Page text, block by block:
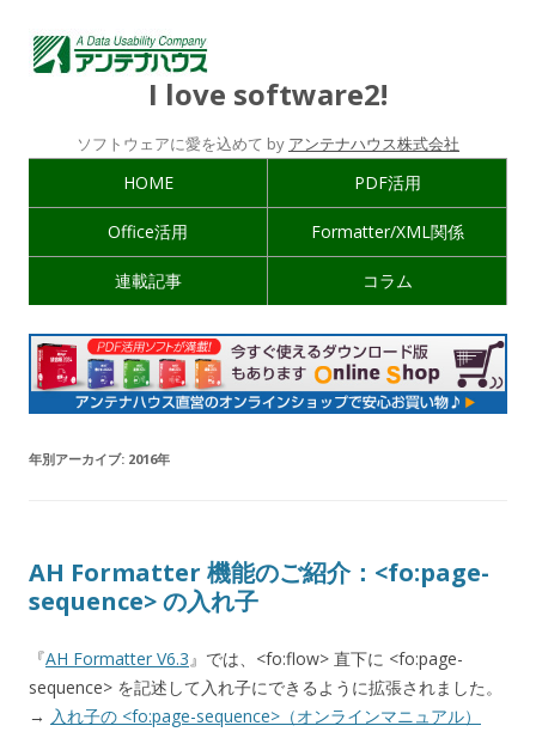
I love software2!
ソフトウェアに愛を込めて by アンテナハウス株式会社
HOME PDF活用
Office活用 Formatter/XML関係
連載記事 コラム
年別アーカイブ: 2016年
AH Formatter 機能のご紹介：<fo:page-
sequence> の入れ子
『AH Formatter V6.3 』では、<fo:flow> 直下に <fo:page-
sequence> を記述して入れ子にできるように拡張されました。
→ 入れ子の <fo:page-sequence>（オンラインマニュアル）